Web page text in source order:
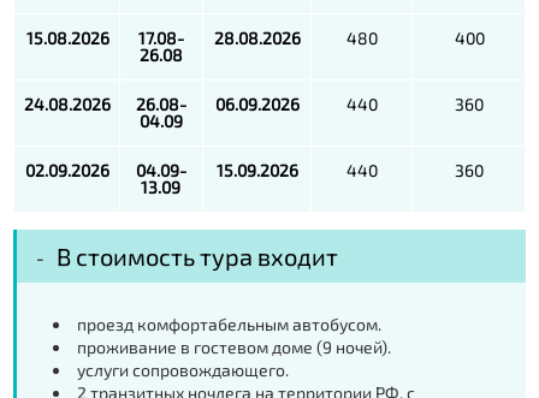
15.08.2026
17.08-
26.08
28.08.2026 480 400
24.08.2026
26.08-
04.09
06.09.2026 440 360
02.09.2026
04.09-
13.09
15.09.2026 440 360
В стоимость тура входит
проезд комфортабельным автобусом.
проживание в гостевом доме (9 ночей).
услуги сопровождающего.
2 транзитных ночлега на территории РФ, с